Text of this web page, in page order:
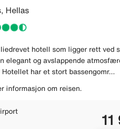
Hellas
hotell som ligger rett ved
elegant og avslappende
har et stort bassengomr...
informasjon om reisen.
11